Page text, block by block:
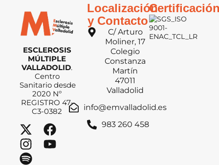
ESCLEROSIS
MÚLTIPLE
VALLADOLID.
Centro
Sanitario desde
2020 Nº
REGISTRO 47-
C3-0382
Localización
y Contacto
C/ Arturo
Moliner, 17
Colegio
Constanza
Martín
47011
Valladolid
info@emvalladolid.es
983 260 458